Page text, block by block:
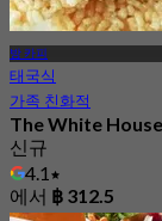
방 카피
태국식
가족 친화적
The White House
신규
4.1
에서 ฿ 312.5